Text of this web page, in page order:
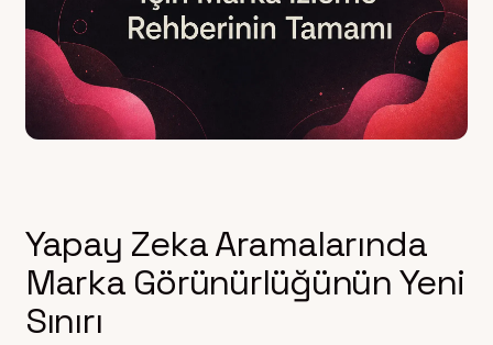
Yapay Zeka Aramalarında
Marka Görünürlüğünün Yeni
Sınırı